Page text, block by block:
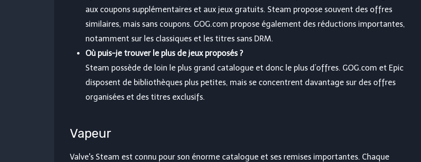
aux coupons supplémentaires et aux jeux gratuits. Steam propose souvent des offres
similaires, mais sans coupons. GOG.com propose également des réductions importantes,
notamment sur les classiques et les titres sans DRM.
Où puis-je trouver le plus de jeux proposés ?
Steam possède de loin le plus grand catalogue et donc le plus d’offres. GOG.com et Epic
disposent de bibliothèques plus petites, mais se concentrent davantage sur des offres
organisées et des titres exclusifs.
Vapeur
Valve's Steam est connu pour son énorme catalogue et ses remises importantes. Chaque